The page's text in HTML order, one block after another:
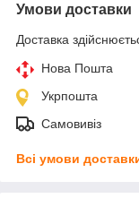
Умови доставки
Доставка
Нова Пошта
Укрпошта
Самовивіз
Всі умови